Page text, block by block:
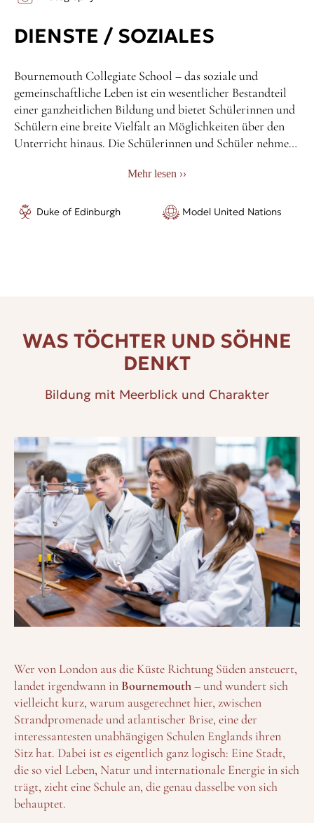
DIENSTE / SOZIALES
Bournemouth Collegiate School – das soziale und
gemeinschaftliche Leben ist ein wesentlicher Bestandteil
einer ganzheitlichen Bildung und bietet Schülerinnen und
Schülern eine breite Vielfalt an Möglichkeiten über den
Unterricht hinaus. Die Schülerinnen und Schüler nehmen
Wohltätigkeitsprojekten und gemeinnützigen Projekten
entwickeln und Führungsqualitäten aufbauen können. Das
Mehr lesen ››
Duke of Edinburgh Model United Nations
WAS TÖCHTER UND SÖHNE
DENKT
Bildung mit Meerblick und Charakter
Wer von London aus die Küste Richtung Süden ansteuert,
landet irgendwann in Bournemouth– und wundert sich
vielleicht kurz, warum ausgerechnet hier, zwischen
Strandpromenade und atlantischer Brise, eine der
interessantesten unabhängigen Schulen Englands ihren
Sitz hat. Dabei ist es eigentlich ganz logisch: Eine Stadt,
die so viel Leben, Natur und internationale Energie in sich
trägt, zieht eine Schule an, die genau dasselbe von sich
behauptet.